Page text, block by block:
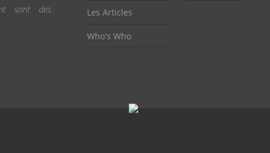
sont des
Les Articles
Who's Who